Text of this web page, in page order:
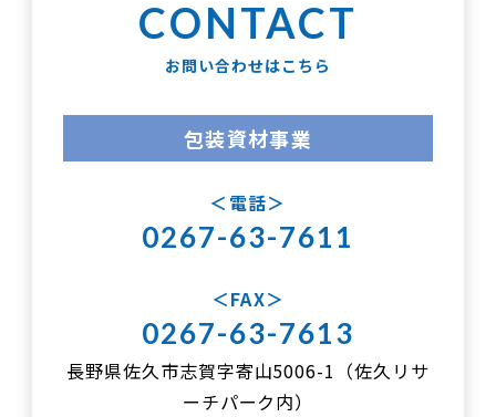
お問い合わせはこちら
包装資材事業
電話
0267-63-7611
FAX
0267-63-7613
長野県佐久市志賀字寄山5006-1（佐久リサ
ーチパーク内）